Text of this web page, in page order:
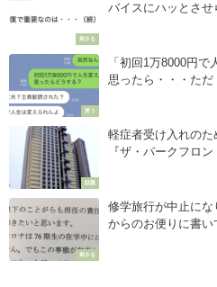
刺さる
バイスにハッとさせ
笑う
「初回1万8000円
思ったら・・・ただ
話題
軽症者受け入れの
『ザ・パークフロ
刺さる
修学旅行が中止に
からのお便りに書